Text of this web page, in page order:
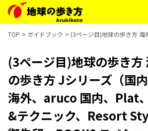
TOP ガイドブック (3ページ目)地球の歩き方
(3ページ目)地球の歩き方
の歩き方 Jシリーズ（国
海外、aruco 国内、Plat
&テクニック、Resort